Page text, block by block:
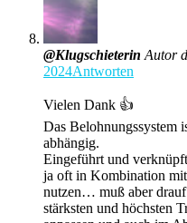
@Klugschieterin Autor
2024Antworten
Vielen Dank 👍
Das Belohnungssystem
abhängig.
Eingeführt und
ja oft in Kombination
nutzen… muß aber
stärksten und höchsten